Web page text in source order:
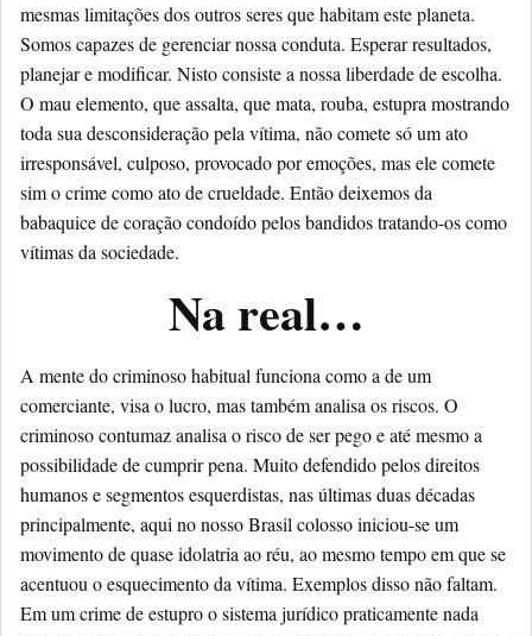
mesmas limitações dos outros seres que habitam este planeta.
Somos capazes de gerenciar nossa conduta. Esperar resultados,
planejar e modificar. Nisto consiste a nossa liberdade de escolha.
O mau elemento, que assalta, que mata, rouba, estupra mostrando
toda sua desconsideração pela vítima, não comete só um ato
irresponsável, culposo, provocado por emoções, mas ele comete
sim o crime como ato de crueldade. Então deixemos da
babaquice de coração condoído pelos bandidos tratando-os como
vítimas da sociedade.
Na real…
A mente do criminoso habitual funciona como a de um
comerciante, visa o lucro, mas também analisa os riscos. O
criminoso contumaz analisa o risco de ser pego e até mesmo a
possibilidade de cumprir pena. Muito defendido pelos direitos
humanos e segmentos esquerdistas, nas últimas duas décadas
principalmente, aqui no nosso Brasil colosso iniciou-se um
movimento de quase idolatria ao réu, ao mesmo tempo em que se
acentuou o esquecimento da vítima. Exemplos disso não faltam.
Em um crime de estupro o sistema jurídico praticamente nada